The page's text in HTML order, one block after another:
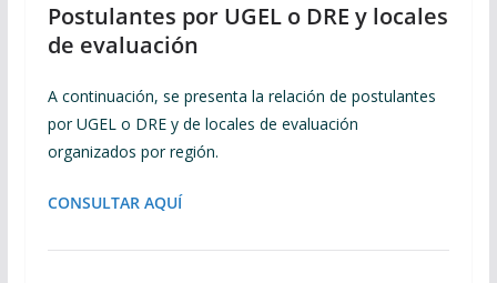
Postulantes por UGEL o DRE y locales
de evaluación
A continuación, se presenta la relación de postulantes
por UGEL o DRE y de locales de evaluación
organizados por región.
CONSULTAR AQUÍ